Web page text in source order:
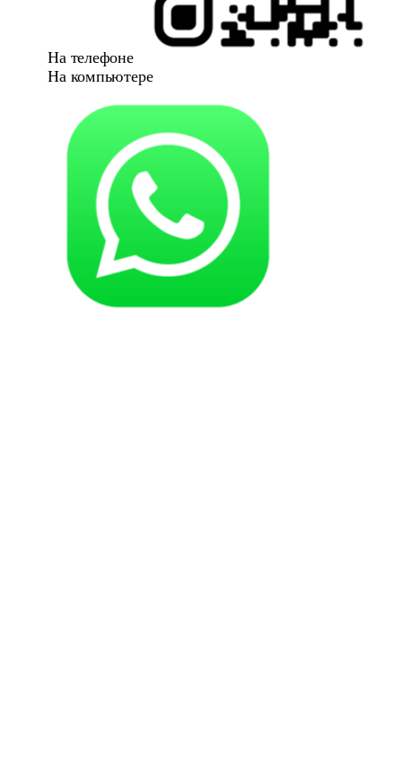
На телефоне
На компьютере